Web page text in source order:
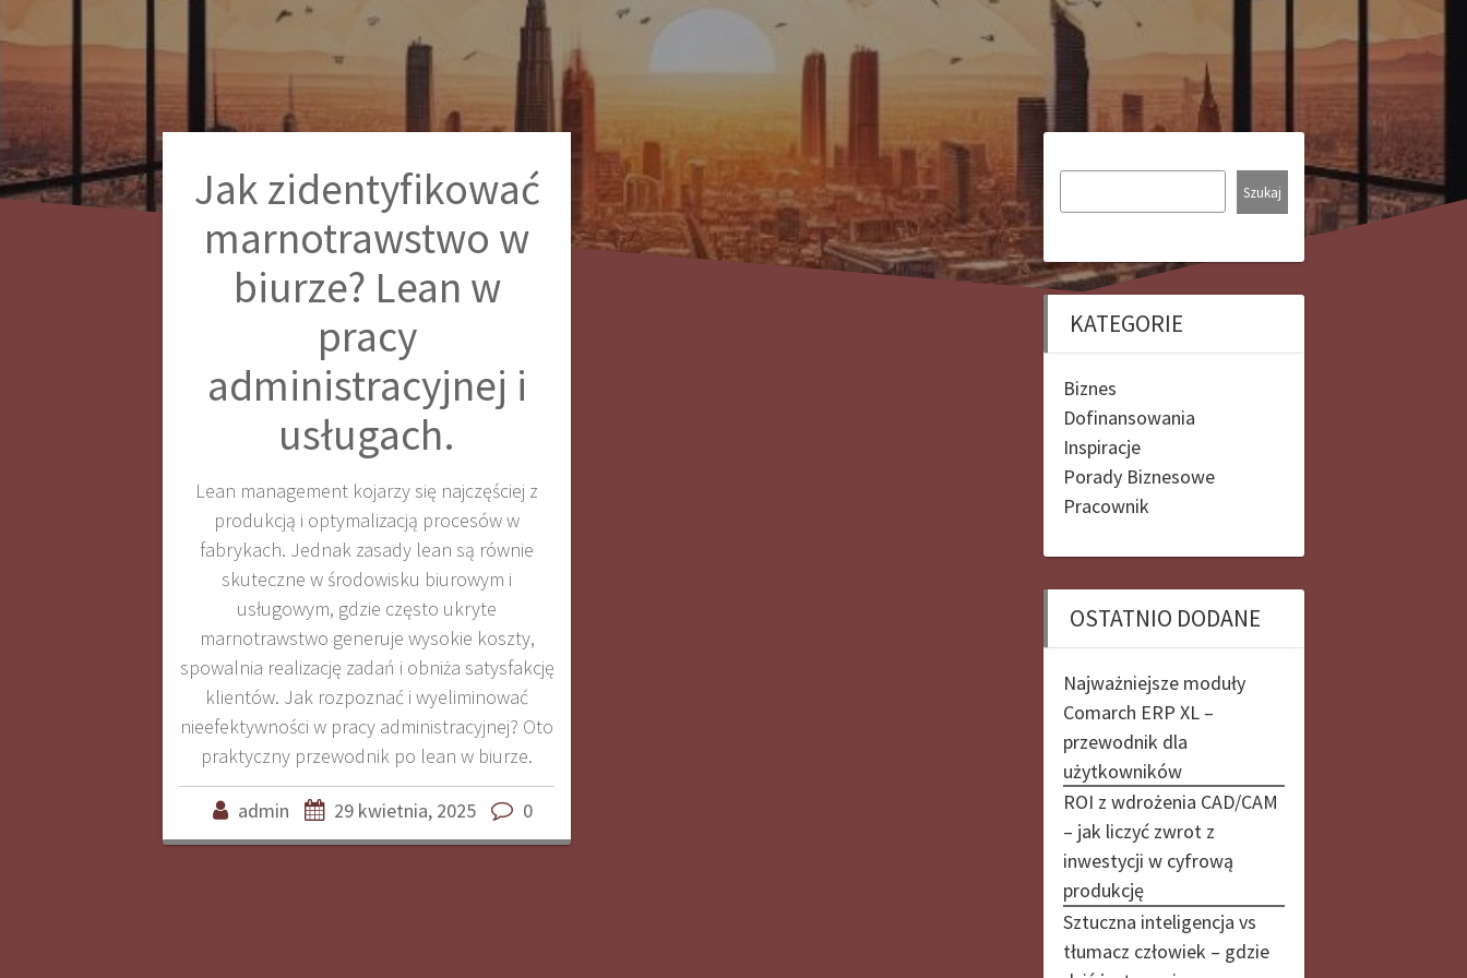
Jak zidentyfikować
marnotrawstwo w
biurze? Lean w
pracy
administracyjnej i
usługach.
Lean management kojarzy się najczęściej z
produkcją i optymalizacją procesów w
fabrykach. Jednak zasady lean są równie
skuteczne w środowisku biurowym i
usługowym, gdzie często ukryte
marnotrawstwo generuje wysokie koszty,
spowalnia realizację zadań i obniża satysfakcję
klientów. Jak rozpoznać i wyeliminować
nieefektywności w pracy administracyjnej? Oto
praktyczny przewodnik po lean w biurze.
admin 29 kwietnia, 2025 0
Szukaj
KATEGORIE
Biznes
Dofinansowania
Inspiracje
Porady Biznesowe
Pracownik
OSTATNIO DODANE
Najważniejsze moduły
Comarch ERP XL –
przewodnik dla
użytkowników
ROI z wdrożenia CAD/CAM
– jak liczyć zwrot z
inwestycji w cyfrową
produkcję
Sztuczna inteligencja vs
tłumacz człowiek – gdzie